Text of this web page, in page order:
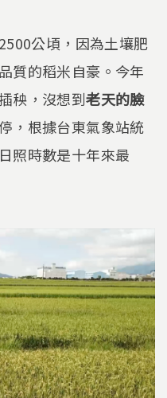
公頃，因為土壤肥
質的稻米自豪。今年
秧，沒想到老天的臉
，根據台東氣象站統
照時數是十年來最